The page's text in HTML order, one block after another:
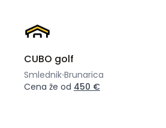
CUBO golf
Smlednik Brunarica
Cena že od 450 €